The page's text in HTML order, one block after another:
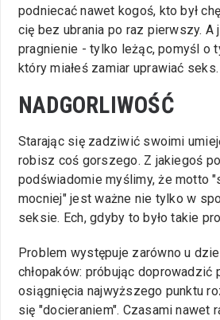
podniecać nawet kogoś, kto był
cię bez ubrania po raz pierwszy. A
pragnienie - tylko leżąc, pomyśl o
który miałeś zamiar uprawiać seks.
NADGORLIWOŚĆ
Starając się zadziwić swoimi
robisz coś gorszego. Z jakiegoś
podświadomie myślimy, że motto
mocniej" jest ważne nie tylko w
seksie. Ech, gdyby to było takie
Problem występuje zarówno u
chłopaków: próbując doprowadzić
osiągnięcia najwyższego punktu
się "docieraniem". Czasami nawet